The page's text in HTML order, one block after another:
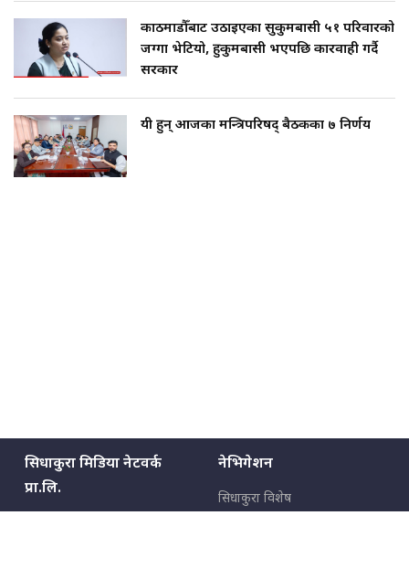
काठमाडौँबाट उठाइएका सुकुमबासी ५१ परिवारको
जग्गा भेटियो, हुकुमबासी भएपछि कारवाही गर्दै
सरकार
यी हुन् आजका मन्त्रिपरिषद् बैठकका ७ निर्णय
सिधाकुरा मिडिया नेटवर्क
प्रा.लि.
नेभिगेशन
सिधाकुरा विशेष